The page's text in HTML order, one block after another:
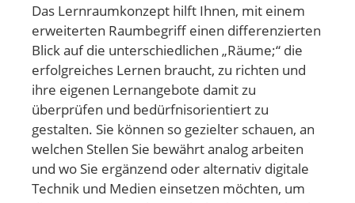
Das Lernraumkonzept hilft Ihnen, mit einem
erweiterten Raumbegriff einen differenzierten
Blick auf die unterschiedlichen „Räume;“ die
erfolgreiches Lernen braucht, zu richten und
ihre eigenen Lernangebote damit zu
überprüfen und bedürfnisorientiert zu
gestalten. Sie können so gezielter schauen, an
welchen Stellen Sie bewährt analog arbeiten
und wo Sie ergänzend oder alternativ digitale
Technik und Medien einsetzen möchten, um